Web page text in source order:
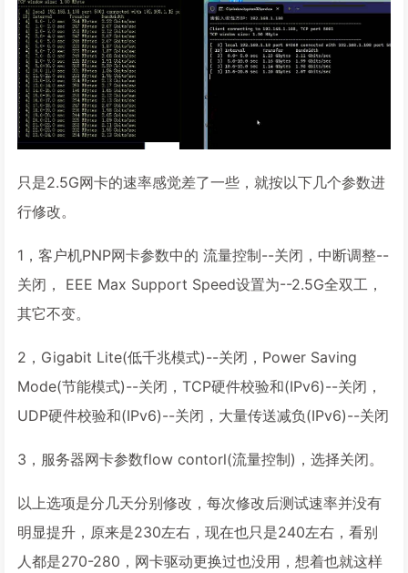
只是2.5G网卡的速率感觉差了一些，就按以下几个参数进
行修改。
1，客户机PNP网卡参数中的 流量控制--关闭，中断调整--
关闭， EEE Max Support Speed设置为--2.5G全双工，
其它不变。
2，Gigabit Lite(低千兆模式)--关闭，Power Saving
Mode(节能模式)--关闭，TCP硬件校验和(IPv6)--关闭，
UDP硬件校验和(IPv6)--关闭，大量传送减负(IPv6)--关闭
3，服务器网卡参数flow contorl(流量控制)，选择关闭。
以上选项是分几天分别修改，每次修改后测试速率并没有
明显提升，原来是230左右，现在也只是240左右，看别
人都是270-280，网卡驱动更换过也没用，想着也就这样